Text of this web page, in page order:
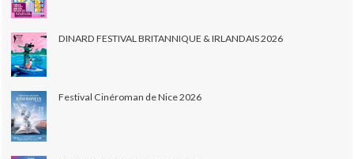
DINARD FESTIVAL BRITANNIQUE & IRLANDAIS 2026
Festival Cinéroman de Nice 2026